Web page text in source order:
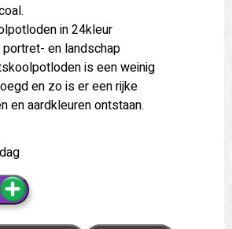
in 24kleur
en landschap
is een weinig
en zo is er een rijke
en aardkleuren ontstaan.